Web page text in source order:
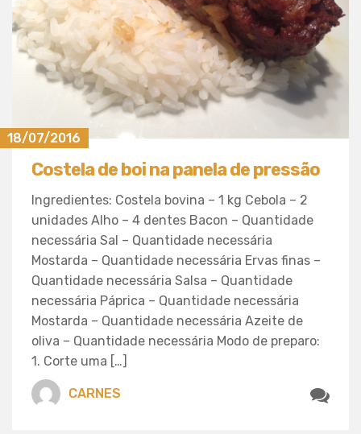
18/07/2016
Costela de boi na panela de pressão
Ingredientes: Costela bovina – 1 kg Cebola – 2
unidades Alho – 4 dentes Bacon – Quantidade
necessária Sal – Quantidade necessária
Mostarda – Quantidade necessária Ervas finas –
Quantidade necessária Salsa – Quantidade
necessária Páprica – Quantidade necessária
Mostarda – Quantidade necessária Azeite de
oliva – Quantidade necessária Modo de preparo:
1. Corte uma […]
CARNES